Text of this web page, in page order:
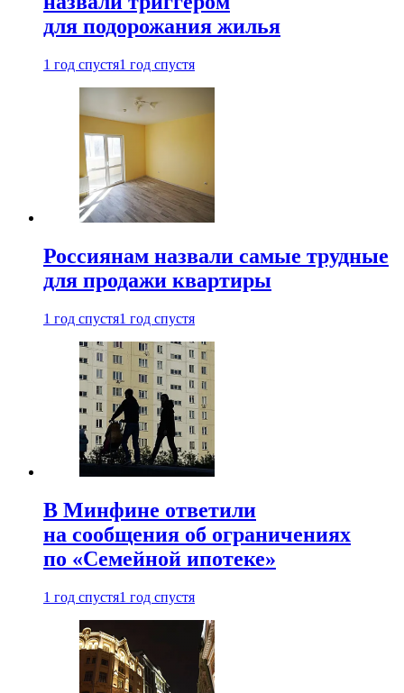
для подорожания жилья
1 год спустя1 год спустя
Россиянам назвали самые трудные
для продажи квартиры
1 год спустя1 год спустя
В Минфине ответили
на сообщения об ограничениях
по «Семейной ипотеке»
1 год спустя1 год спустя